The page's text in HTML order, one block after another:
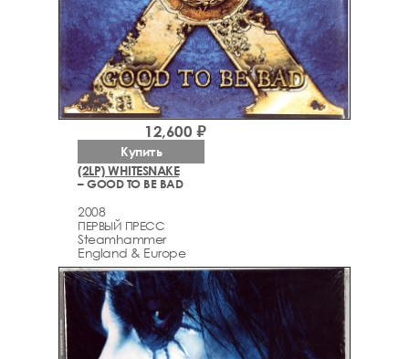
(2LP) WHITESNAKE
– GOOD TO BE BAD
2008
ПЕРВЫЙ ПРЕСС
Steamhammer
England & Europe
12,600 ₽
Купить